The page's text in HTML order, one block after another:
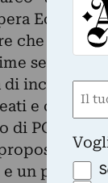
Eclissi,
che tiene
settimane
di incontri di
e
di PCTO
di
un
Nome